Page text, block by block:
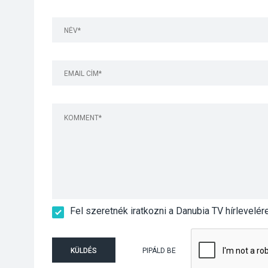
Fel szeretnék iratkozni a Danubia TV
KÜLDÉS PIPÁLD BE